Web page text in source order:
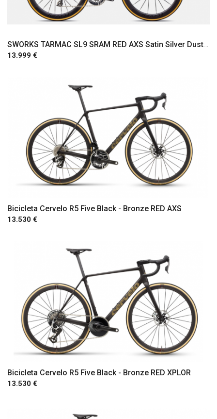
SWORKS TARMAC SL9 SRAM RED AXS Satin Silver Dust / Gloss Chrome
13.999 €
Bicicleta Cervelo R5 Five Black - Bronze RED AXS
13.530 €
Bicicleta Cervelo R5 Five Black - Bronze RED XPLOR
13.530 €
Comprar